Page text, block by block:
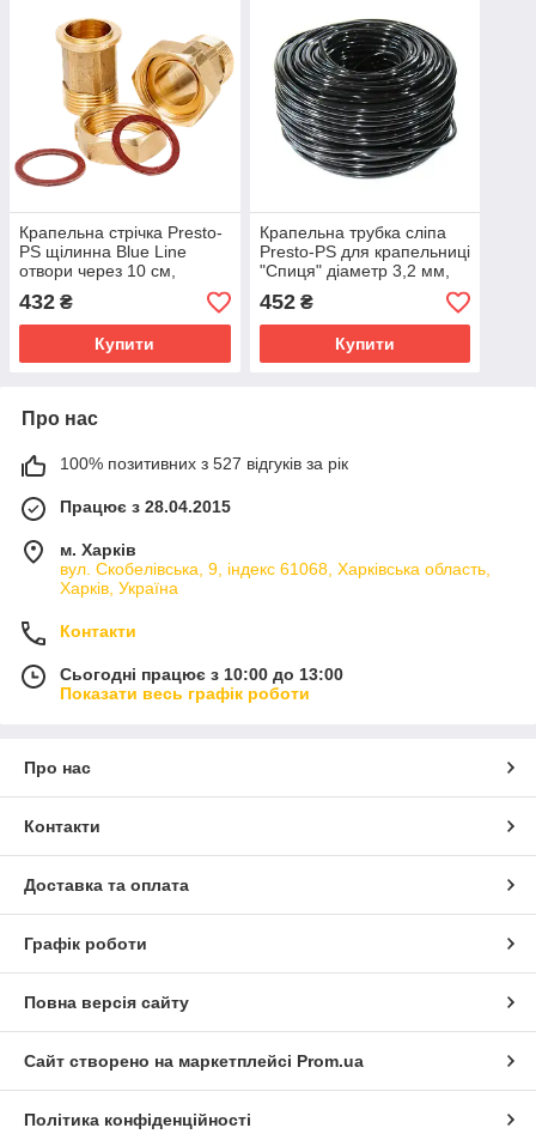
Крапельна стрічка Presto-
PS щілинна Blue Line
отвори через 10 см,
витрата води 2,2 л/год,
довжина 500 м (BL-10-
500)
432 ₴
Купити
Крапельна трубка сліпа
Presto-PS для крапельниці
"Спиця" діаметр 3,2 мм,
довжина 200 м (3-07B)
452₴
Купити
Про нас
100% позитивних з 527 відгуків за рік
Працює з 28.04.2015
м. Харків
вул. Скобелівська, 9, індекс 61068, Харківська область,
Харків, Україна
Контакти
Сьогодні працює з 10:00 до 13:00
Показати весь графік роботи
Про нас
Контакти
Доставка та оплата
Графік роботи
Повна версія сайту
Сайт створено на маркетплейсі Prom.ua
Політика конфіденційності